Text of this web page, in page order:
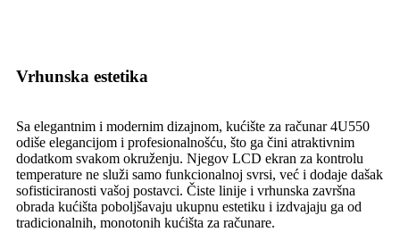
Vrhunska estetika
Sa elegantnim i modernim dizajnom, kućište za računar 4U550
odiše elegancijom i profesionalnošću, što ga čini atraktivnim
dodatkom svakom okruženju. Njegov LCD ekran za kontrolu
temperature ne služi samo funkcionalnoj svrsi, već i dodaje dašak
sofisticiranosti vašoj postavci. Čiste linije i vrhunska završna
obrada kućišta poboljšavaju ukupnu estetiku i izdvajaju ga od
tradicionalnih, monotonih kućišta za računare.